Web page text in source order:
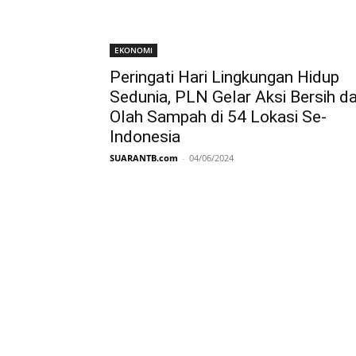
EKONOMI
Peringati Hari Lingkungan Hidup
Sedunia, PLN Gelar Aksi Bersih
Olah Sampah di 54 Lokasi Se-
Indonesia
SUARANTB.com - 04/06/2024